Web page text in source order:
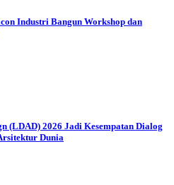
Industri Bangun Workshop dan
(LDAD) 2026 Jadi Kesempatan Dialog
Dunia